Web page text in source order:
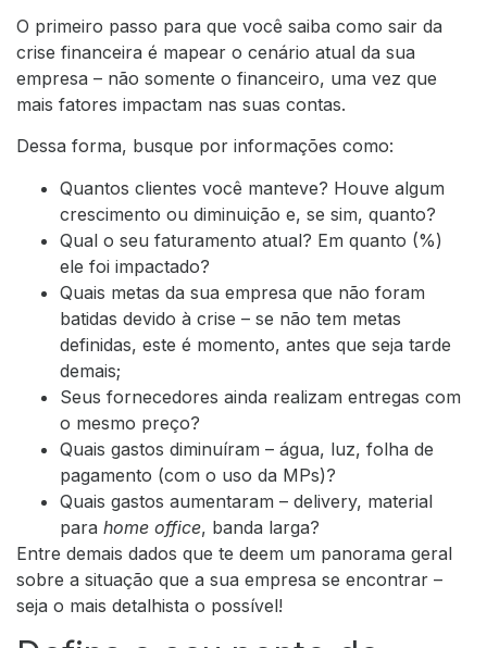
O primeiro passo para que você saiba como sair da
crise financeira é mapear o cenário atual da sua
empresa – não somente o financeiro, uma vez que
mais fatores impactam nas suas contas.
Dessa forma, busque por informações como:
Quantos clientes você manteve? Houve algum
crescimento ou diminuição e, se sim, quanto?
Qual o seu faturamento atual? Em quanto (%)
ele foi impactado?
Quais metas da sua empresa que não foram
batidas devido à crise – se não tem metas
definidas, este é momento, antes que seja tarde
demais;
Seus fornecedores ainda realizam entregas com
o mesmo preço?
Quais gastos diminuíram – água, luz, folha de
pagamento (com o uso da MPs)?
Quais gastos aumentaram – delivery, material
para home office, banda larga?
Entre demais dados que te deem um panorama geral
sobre a situação que a sua empresa se encontrar –
seja o mais detalhista o possível!